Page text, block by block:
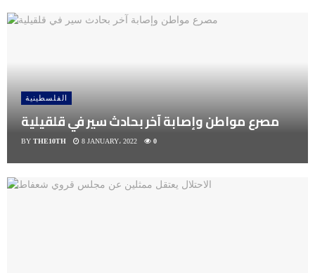
الفلسطينية
مصرع مواطن وإصابة آخر بحادث سير في قلقيلية
BY THE10TH 8 JANUARY، 2022 0